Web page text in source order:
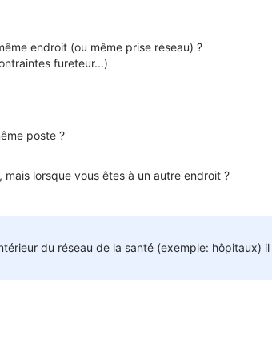
endroit (ou même prise réseau) ?
fureteur...)
poste ?
lorsque vous êtes à un autre endroit ?
du réseau de la santé (exemple: hôpitaux)